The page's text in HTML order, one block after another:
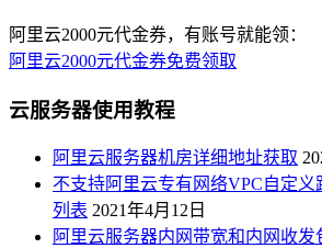
阿里云2000元代金券，有账号就能领：
阿里云2000元代金券免费领取
云服务器使用教程
阿里云服务器机房详细地址获取
不支持阿里云专有网络VPC自定义
列表 2021年4月12日
阿里云服务器内网带宽和内网收发